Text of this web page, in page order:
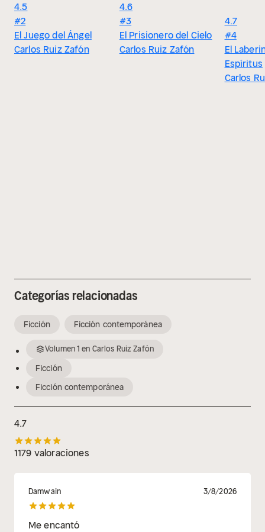
4.5
#2
El Juego del Ángel
Carlos Ruiz Zafón
4.6
#3
El Prisionero del Cielo
Carlos Ruiz Zafón
4.7
#4
El
Espíritus
Carlos
Categorías relacionadas
Ficción Ficción contemporánea
Volumen1 en Carlos Ruiz Zafón
Ficción
Ficción contemporánea
4.7
1179 valoraciones
Damwain 3/8/2026
Me encantó